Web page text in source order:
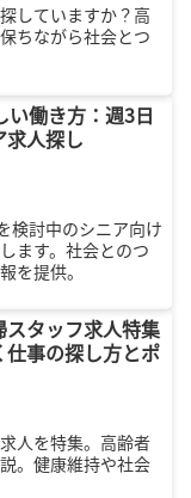
していますか？高
ちながら社会とつ
い働き方：週3日
求人探し
検討中のシニア向け
ます。社会とのつ
を提供。
タッフ求人特集
仕事の探し方とポ
人を特集。高齢者
。健康維持や社会